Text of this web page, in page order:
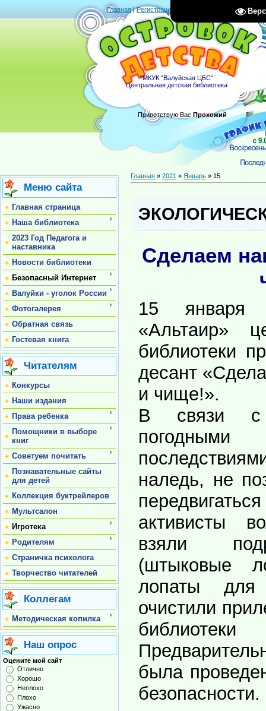
Главная|Регистрация
"МКУК "Валуйская ЦБС"
Центральная детская библиотека
Приветствую Вас Прохожий
Меню сайта
Главная страница
Наша библиотека
2023 Год Педагога и
наставника
Новости библиотеки
Безопасный Интернет
Валуйки - уголок России
Фотогалерея
Обратная связь
Гостевая книга
Читателям
Конкурсы
Наши издания
Права ребенка
Помощники в выборе
книг
Советуем почитать
Познавательные сайты
для детей
Коллекция буктрейлеров
Мультсалон
Игротека
Родителям
Страничка психолога
Творчество читателей
Коллегам
Методическая копилка
Наш опрос
Оцените мой сайт
Отлично
Хорошо
Неплохо
Плохо
Ужасно
Главная » 2021 » Январь » 15
Сделаем
15 января
«Альтаир»
библиотеки
десант
и чище!».
В связи с
наледь, не
активисты
взяли
(штыковые
лопаты
очистили
была
безопасности.